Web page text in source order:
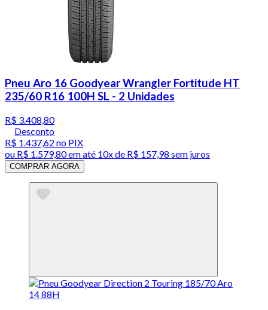
Pneu Aro 16 Goodyear Wrangler Fortitude HT
235/60 R16 100H SL - 2 Unidades
R$ 3.408,80
Desconto
R$ 1.437,62 no PIX
ou R$ 1.579,80em até 10x de R$ 157,98 sem juros
COMPRAR AGORA